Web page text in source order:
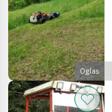
Oglas